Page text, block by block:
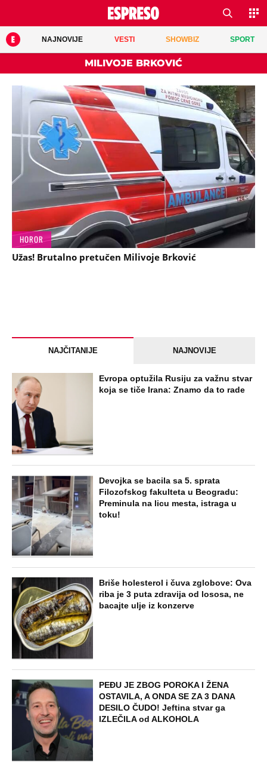
NAJNOVIJE VESTI SHOWBIZ SPORT
MILIVOJE BRKOVIĆ
HOROR
Užas! Brutalno pretučen Milivoje Brković
NAJČITANIJE NAJNOVIJE
Evropa optužila Rusiju za važnu stvar
koja se tiče Irana: Znamo da to rade
Devojka se bacila sa 5. sprata
Filozofskog fakulteta u Beogradu:
Preminula na licu mesta, istraga u
toku!
Briše holesterol i čuva zglobove: Ova
riba je 3 puta zdravija od lososa, ne
bacajte ulje iz konzerve
PEĐU JE ZBOG POROKA I ŽENA
OSTAVILA, A ONDA SE ZA 3 DANA
DESILO ČUDO! Jeftina stvar ga
IZLEČILA od ALKOHOLA